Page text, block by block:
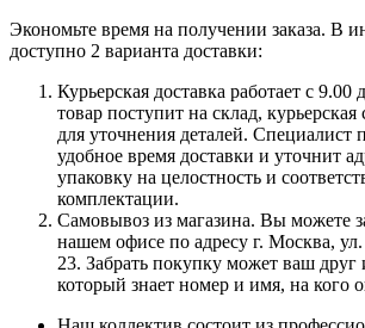
Экономьте время на получении заказа. В
доступно 2 варианта доставки:
Курьерская доставка работает с 9.00
товар поступит на склад, курьерская
для уточнения деталей. Специалист
удобное время доставки и уточнит
упаковку на целостность и
комплектации.
Самовывоз из магазина. Вы можете
нашем офисе по адресу г. Москва,
23. Забрать покупку может ваш друг
который знает номер и имя, на кого